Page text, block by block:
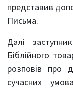
представив
Письма.
Далі
Біблійного
розповів про
сучасних